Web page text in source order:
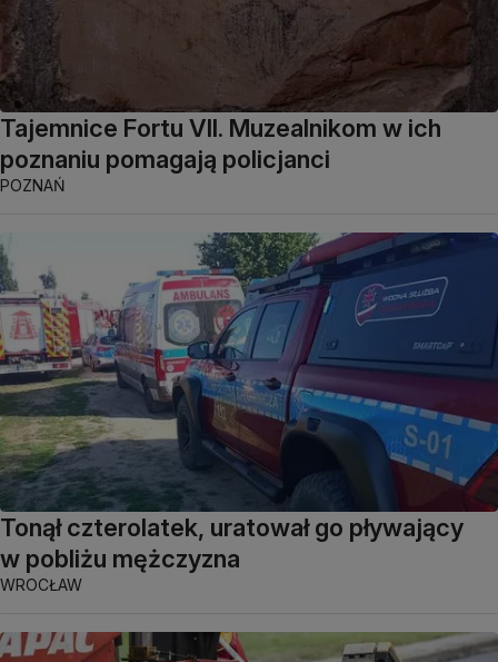
Tajemnice Fortu VII. Muzealnikom w ich
poznaniu pomagają policjanci
POZNAŃ
Tonął czterolatek, uratował go pływający
w pobliżu mężczyzna
WROCŁAW